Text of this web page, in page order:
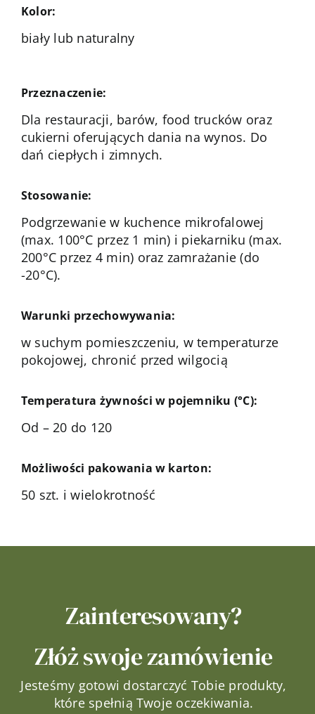
Kolor:
biały lub naturalny
Przeznaczenie:
Dla restauracji, barów, food trucków oraz
cukierni oferujących dania na wynos. Do
dań ciepłych i zimnych.
Stosowanie:
Podgrzewanie w kuchence mikrofalowej
(max. 100°C przez 1 min) i piekarniku (max.
200°C przez 4 min) oraz zamrażanie (do
-20°C).
Warunki przechowywania:
w suchym pomieszczeniu, w temperaturze
pokojowej, chronić przed wilgocią
Temperatura żywności w pojemniku (°C):
Od – 20 do 120
Możliwości pakowania w karton:
50 szt. i wielokrotność
Zainteresowany?
Złóż swoje zamówienie
Jesteśmy gotowi dostarczyć Tobie produkty,
które spełnią Twoje oczekiwania.